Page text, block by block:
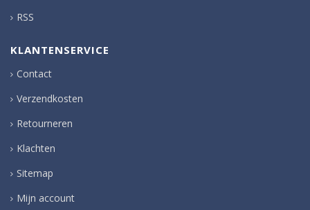
RSS
KLANTENSERVICE
Contact
Verzendkosten
Retourneren
Klachten
Sitemap
Mijn account